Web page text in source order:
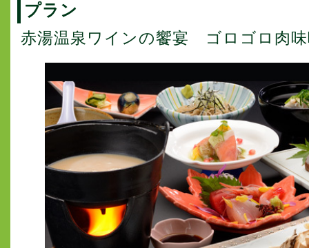
プラン
赤湯温泉ワインの饗宴 ゴロゴロ肉